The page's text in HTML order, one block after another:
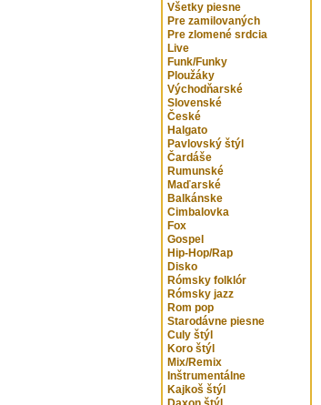
Všetky piesne
Pre zamilovaných
Pre zlomené srdcia
Live
Funk/Funky
Ploužáky
Východňarské
Slovenské
České
Halgato
Pavlovský štýl
Čardáše
Rumunské
Maďarské
Balkánske
Cimbalovka
Fox
Gospel
Hip-Hop/Rap
Disko
Rómsky folklór
Rómsky jazz
Rom pop
Starodávne piesne
Culy štýl
Koro štýl
Mix/Remix
Inštrumentálne
Kajkoš štýl